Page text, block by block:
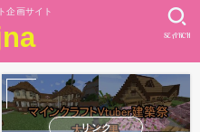
企画サイト
SEARCH
リンク